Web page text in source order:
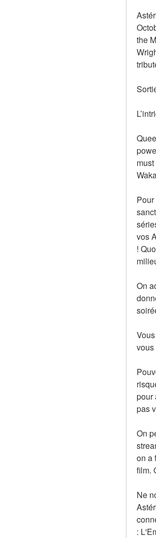
the
vos
!
On
vous
pour
pas
On
on a
film.
Ne
: